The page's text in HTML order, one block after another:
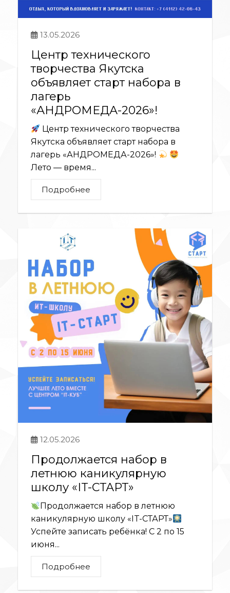
13.05.2026
Центр технического
творчества Якутска
объявляет старт набора в
лагерь
«АНДРОМЕДА-2026»!
Центр технического творчества
Якутска объявляет старт набора в
лагерь «АНДРОМЕДА-2026»!
Лето — время...
Подробнее
12.05.2026
Продолжается набор в
летнюю каникулярную
школу «IT-СТАРТ»
Продолжается набор в летнюю
каникулярную школу «IT-СТАРТ»
Успейте записать ребёнка! С 2 по 15
июня...
Подробнее